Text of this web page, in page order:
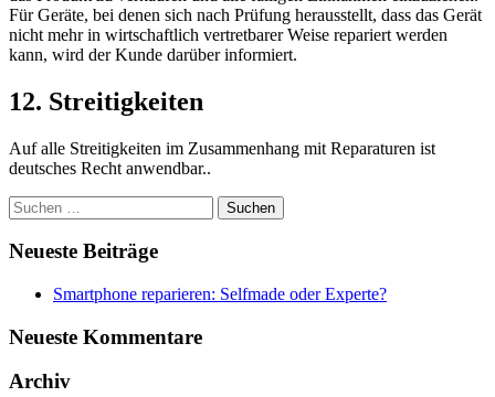
Für Geräte, bei denen sich nach Prüfung herausstellt, dass das Gerät
nicht mehr in wirtschaftlich vertretbarer Weise repariert werden
kann, wird der Kunde darüber informiert.
12. Streitigkeiten
Auf alle Streitigkeiten im Zusammenhang mit Reparaturen ist
deutsches Recht anwendbar..
Suchen
nach:
Neueste Beiträge
Smartphone reparieren: Selfmade oder Experte?
Neueste Kommentare
Archiv